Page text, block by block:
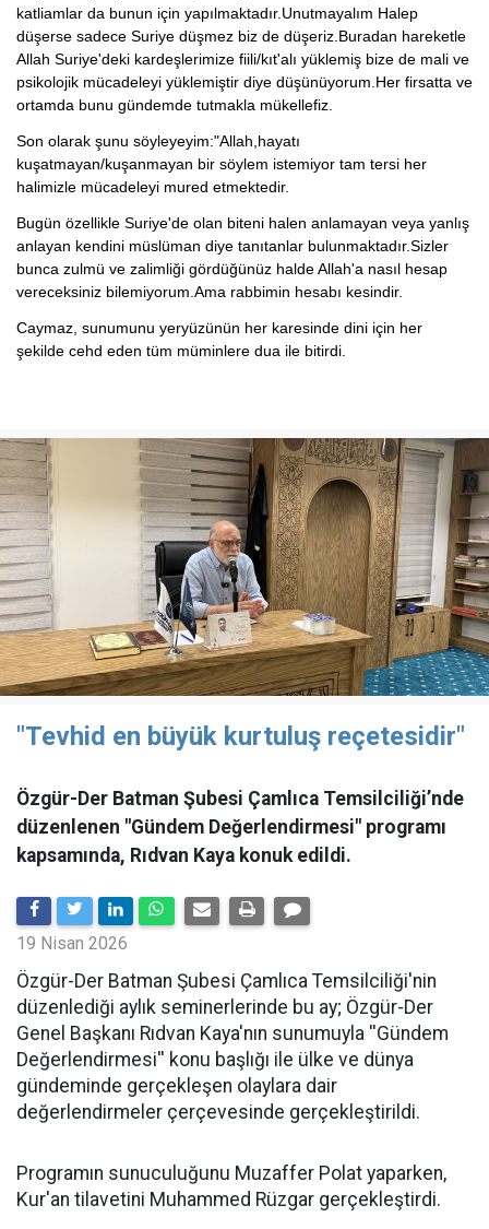
katliamlar da bunun için yapılmaktadır.Unutmayalım Halep
düşerse sadece Suriye düşmez biz de düşeriz.Buradan hareketle
Allah Suriye'deki kardeşlerimize fiili/kıt'alı yüklemiş bize de mali ve
psikolojik mücadeleyi yüklemiştir diye düşünüyorum.Her firsatta ve
ortamda bunu gündemde tutmakla mükellefiz.
Son olarak şunu söyleyeyim:"Allah,hayatı
kuşatmayan/kuşanmayan bir söylem istemiyor tam tersi her
halimizle mücadeleyi mured etmektedir.
Bugün özellikle Suriye'de olan biteni halen anlamayan veya yanlış
anlayan kendini müslüman diye tanıtanlar bulunmaktadır.Sizler
bunca zulmü ve zalimliği gördüğünüz halde Allah'a nasıl hesap
vereceksiniz bilemiyorum.Ama rabbimin hesabı kesindir.
Caymaz, sunumunu yeryüzünün her karesinde dini için her
şekilde cehd eden tüm müminlere dua ile bitirdi.
"Tevhid en büyük kurtuluş reçetesidir"
Özgür-Der Batman Şubesi Çamlıca Temsilciliği’nde
düzenlenen "Gündem Değerlendirmesi" programı
kapsamında, Rıdvan Kaya konuk edildi.
19 Nisan 2026
​Özgür-Der Batman Şubesi Çamlıca Temsilciliği'nin
düzenlediği aylık seminerlerinde bu ay; Özgür-Der
Genel Başkanı Rıdvan Kaya'nın sunumuyla ''Gündem
Değerlendirmesi'' konu başlığı ile ülke ve dünya
gündeminde gerçekleşen olaylara dair
değerlendirmeler çerçevesinde gerçekleştirildi.
Programın sunuculuğunu Muzaffer Polat yaparken,
Kur'an tilavetini Muhammed Rüzgar gerçekleştirdi.